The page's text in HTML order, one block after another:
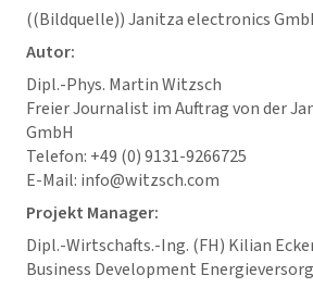
((Bildquelle)) Janitza electronics
Autor:
Dipl.-Phys. Martin Witzsch
Freier Journalist im Auftrag von der
GmbH
Telefon: +49 (0) 9131-9266725
E-Mail: info@witzsch.com
Projekt Manager:
Dipl.-Wirtschafts.-Ing. (FH) Kilian
Business Development